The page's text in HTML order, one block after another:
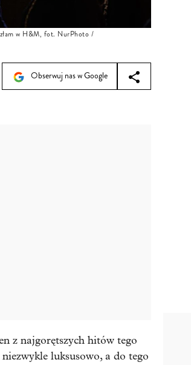
w H&M, fot. NurPhoto /
Obserwuj nas w Google
z najgorętszych hitów tego
luksusowo, a do tego